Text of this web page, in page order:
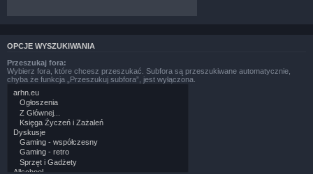
OPCJE WYSZUKIWANIA
Przeszukaj fora:
Wybierz fora, które chcesz przeszukać. Subfora są przeszukiwane automatycznie,
chyba że funkcja „Przeszukuj subfora”, jest wyłączona.